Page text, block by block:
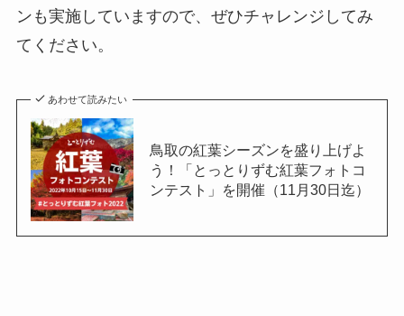
ンも実施していますので、ぜひチャレンジしてみ
てください。
あわせて読みたい
鳥取の紅葉シーズンを盛り上げよ
う！「とっとりずむ紅葉フォトコ
ンテスト」を開催（11月30日迄）